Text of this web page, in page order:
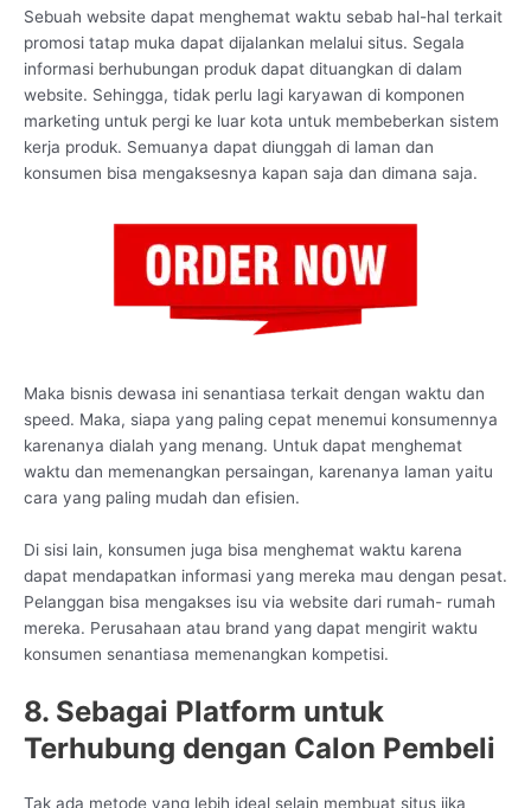
Sebuah website dapat menghemat waktu sebab hal-hal terkait
promosi tatap muka dapat dijalankan melalui situs. Segala
informasi berhubungan produk dapat dituangkan di dalam
website. Sehingga, tidak perlu lagi karyawan di komponen
marketing untuk pergi ke luar kota untuk membeberkan sistem
kerja produk. Semuanya dapat diunggah di laman dan
konsumen bisa mengaksesnya kapan saja dan dimana saja.
Maka bisnis dewasa ini senantiasa terkait dengan waktu dan
speed. Maka, siapa yang paling cepat menemui konsumennya
karenanya dialah yang menang. Untuk dapat menghemat
waktu dan memenangkan persaingan, karenanya laman yaitu
cara yang paling mudah dan efisien.
Di sisi lain, konsumen juga bisa menghemat waktu karena
dapat mendapatkan informasi yang mereka mau dengan pesat.
Pelanggan bisa mengakses isu via website dari rumah- rumah
mereka. Perusahaan atau brand yang dapat mengirit waktu
konsumen senantiasa memenangkan kompetisi.
8. Sebagai Platform untuk
Terhubung dengan Calon Pembeli
Tak ada metode yang lebih ideal selain membuat situs jika